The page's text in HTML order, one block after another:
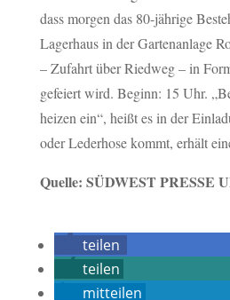
dass morgen das 80-jährige
Lagerhaus in der Gartenanlage
– Zufahrt über Riedweg – in
gefeiert wird. Beginn: 15 Uhr.
heizen ein“, heißt es in der
oder Lederhose kommt, erhält
Quelle: SÜDWEST PRESSE
teilen
teilen
mitteilen